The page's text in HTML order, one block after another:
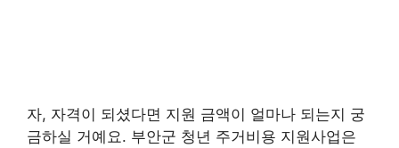
자, 자격이 되셨다면 지원 금액이 얼마나 되는지 궁
금하실 거예요. 부안군 청년 주거비용 지원사업은